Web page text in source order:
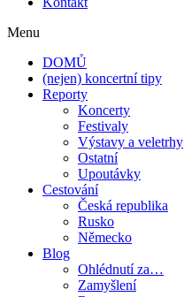
Menu
DOMŮ
(nejen) koncertní tipy
Reporty
Koncerty
Festivaly
Výstavy a veletrhy
Ostatní
Upoutávky
Cestování
Česká republika
Rusko
Německo
Blog
Ohlédnutí za…
Zamyšlení